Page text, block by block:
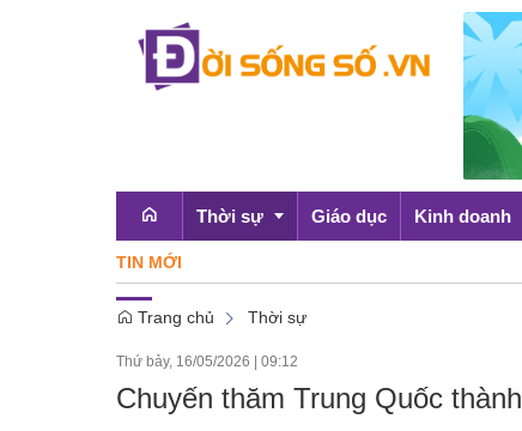
Thời sự
Emagazine
Giáo dục Kinh doanh
TIN MỚI
Trang chủ Thời sự
Thứ bảy, 16/05/2026 09:12
Chuyến thăm Trung Quốc